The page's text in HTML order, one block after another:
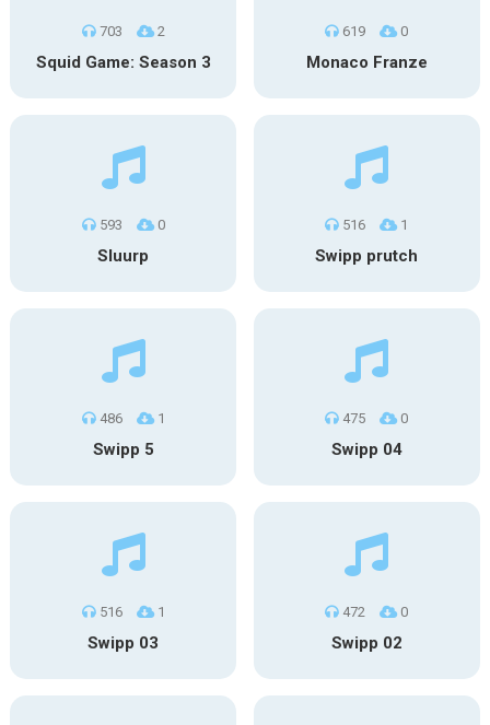
703 2
Squid Game: Season 3
619 0
Monaco Franze
593 0
Sluurp
516 1
Swipp prutch
486 1
Swipp 5
475 0
Swipp 04
516 1
Swipp 03
472 0
Swipp 02